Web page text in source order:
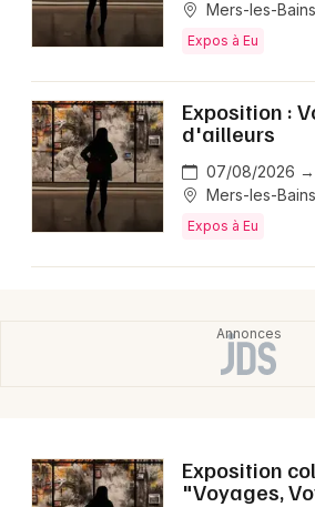
Mers-les-Bains
Expos à Eu
Exposition :
d'ailleurs
07/08/2026
Mers-les-Bains
Expos à Eu
Exposition
"Voyages,